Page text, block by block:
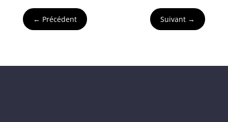
← Précédent Suivant →